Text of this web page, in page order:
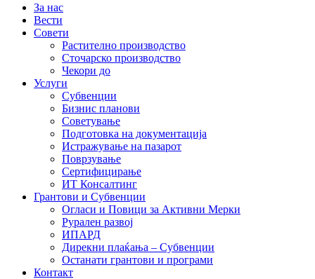
За нас
Вести
Совети
Растително производство
Сточарско производство
Чекори до
Услуги
Субвенции
Бизнис планови
Советување
Подготовка на документација
Истражување на пазарот
Поврзување
Сертифицирање
ИТ Консалтинг
Грантови и Субвенции
Огласи и Повици за Активни Мерки
Рурален развој
ИПАРД
Дирекни плаќања – Субвенции
Останати грантови и програми
Контакт